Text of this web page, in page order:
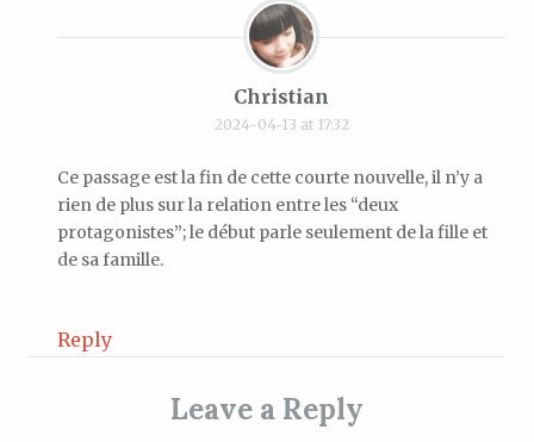
Christian
2024-04-13 at 17:32
Ce passage est la fin de cette courte nouvelle, il n’y a
rien de plus sur la relation entre les “deux
protagonistes”; le début parle seulement de la fille et
de sa famille.
Reply
Leave a Reply